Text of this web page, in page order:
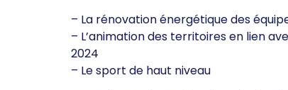
– La rénovation énergétique des
– L’animation des territoires en lien
2024
– Le sport de haut niveau